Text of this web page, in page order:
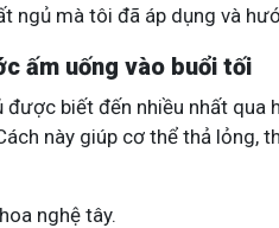
ngủ mà tôi đã áp dụng và
ấm uống vào buổi tối
được biết đến nhiều nhất
này giúp cơ thể thả lỏng,
nghệ tây.